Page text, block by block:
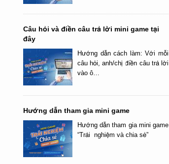
Câu hỏi và điền câu trả lời mini game tại
đây
Hướng dẫn cách làm: Với mỗi
câu hỏi, anh/chị điền câu trả lời
vào ô…
Hướng dẫn tham gia mini game
Hướng dẫn tham gia mini game
“Trải nghiệm và chia sẻ”